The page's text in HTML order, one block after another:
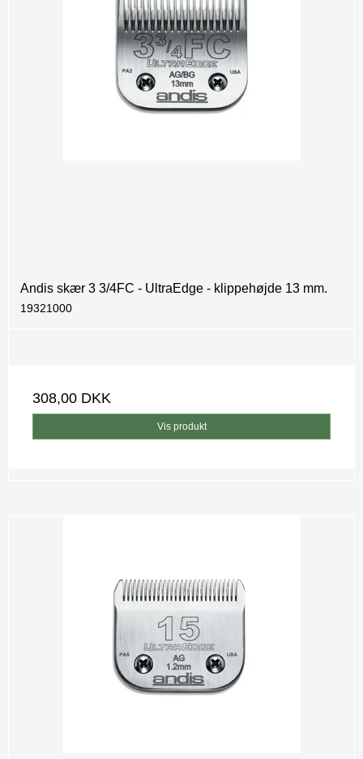
Andis skær 3 3/4FC - UltraEdge - klippehøjde 13 mm.
19321000
308,00 DKK
Vis produkt